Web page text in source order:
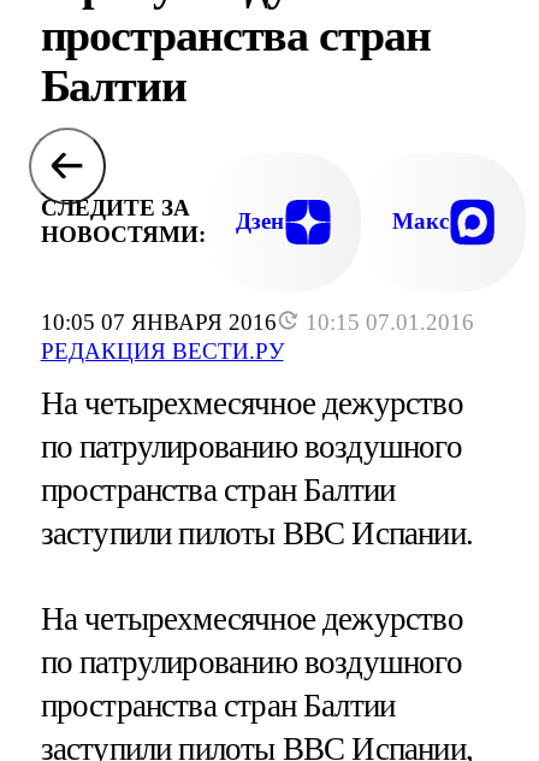
10:05 07 ЯНВАРЯ 2016
10:15 07.01.2016
РЕДАКЦИЯ ВЕСТИ.РУ
пространства стран
Балтии
СЛЕДИТЕ ЗА
НОВОСТЯМИ:
Дзен Макс
На четырехмесячное дежурство
по патрулированию воздушного
пространства стран Балтии
заступили пилоты ВВС Испании.
На четырехмесячное дежурство
по патрулированию воздушного
пространства стран Балтии
заступили пилоты ВВС Испании,